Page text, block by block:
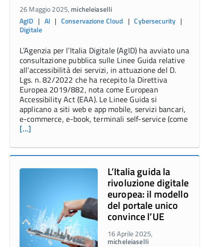
26 Maggio 2025, micheleiaselli
AgID | AI | Conservazione Cloud |Cybersecurity |
Digitale
L’Agenzia per l’Italia Digitale (AgID) ha avviato una
consultazione pubblica sulle Linee Guida relative
all’accessibilità dei servizi, in attuazione del D.
Lgs. n. 82/2022 che ha recepito la Direttiva
Europea 2019/882, nota come European
Accessibility Act (EAA). Le Linee Guida si
applicano a siti web e app mobile, servizi bancari,
e-commerce, e-book, terminali self-service (come
[…]
L’Italia guida la
rivoluzione digitale
europea: il modello
del portale unico
convince l’UE
16 Aprile 2025,
micheleiaselli